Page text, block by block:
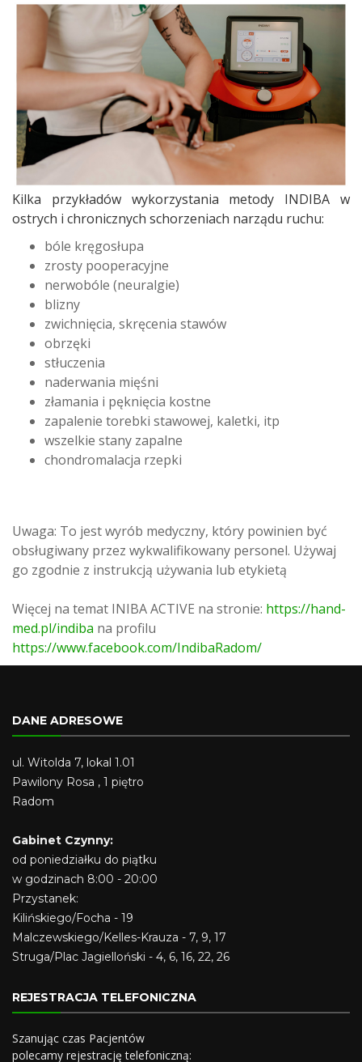
Kilka przykładów wykorzystania metody INDIBA w
ostrych i chronicznych schorzeniach narządu ruchu:
bóle kręgosłupa
zrosty pooperacyjne
nerwobóle (neuralgie)
blizny
zwichnięcia, skręcenia stawów
obrzęki
stłuczenia
naderwania mięśni
złamania i pęknięcia kostne
zapalenie torebki stawowej, kaletki, itp
wszelkie stany zapalne
chondromalacja rzepki
Uwaga: To jest wyrób medyczny, który powinien być
obsługiwany przez wykwalifikowany personel. Używaj
go zgodnie z instrukcją używania lub etykietą
Więcej na temat INIBA ACTIVE na stronie: https://hand-
med.pl/indiba na profilu
https://www.facebook.com/IndibaRadom/
DANE ADRESOWE
ul. Witolda 7, lokal 1.01
Pawilony Rosa , 1 piętro
Radom
Gabinet Czynny:
od poniedziałku do piątku
w godzinach 8:00 - 20:00
Przystanek:
Kilińskiego/Focha - 19
Malczewskiego/Kelles-Krauza - 7, 9, 17
Struga/Plac Jagielloński - 4, 6, 16, 22, 26
REJESTRACJA TELEFONICZNA
Szanując czas Pacjentów
polecamy rejestrację telefoniczną: